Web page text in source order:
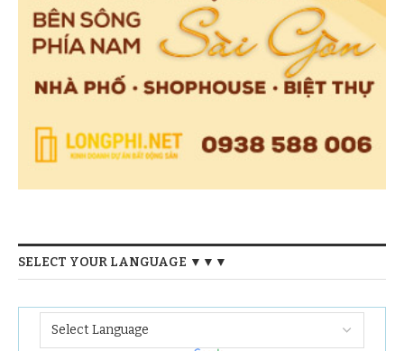
SELECT YOUR LANGUAGE ▼▼▼